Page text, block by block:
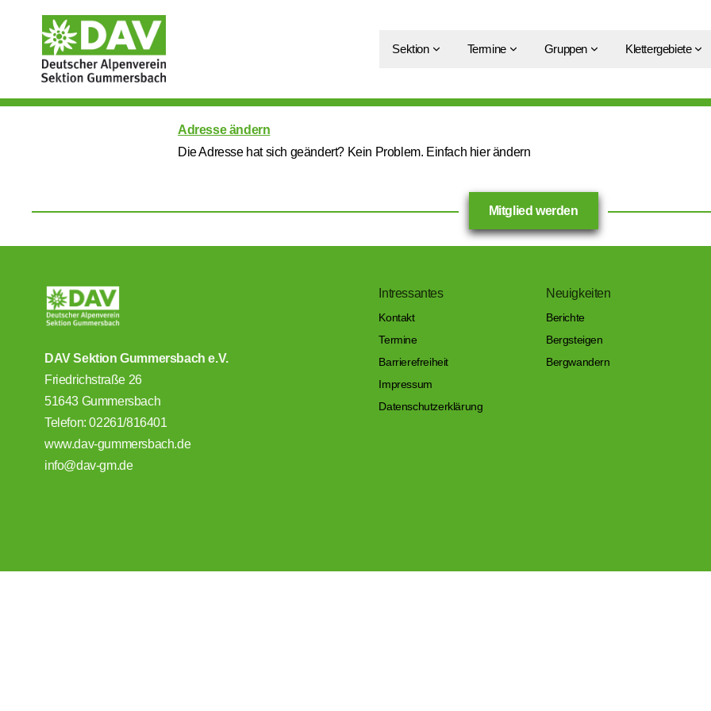
Sektion Termine Gruppen Klettergebiete
Adresse ändern
Die Adresse hat sich geändert? Kein Problem. Einfach hierändern
Mitglied werden
DAV Sektion Gummersbach e.V.
Friedrichstraße 26
51643 Gummersbach
Telefon: 02261/816401
www.dav-gummersbach.de
info@dav-gm.de
Intressantes
Kontakt
Termine
Barrierefreiheit
Impressum
Datenschutzerklärung
Neuigkeiten
Berichte
Bergsteigen
Bergwandern